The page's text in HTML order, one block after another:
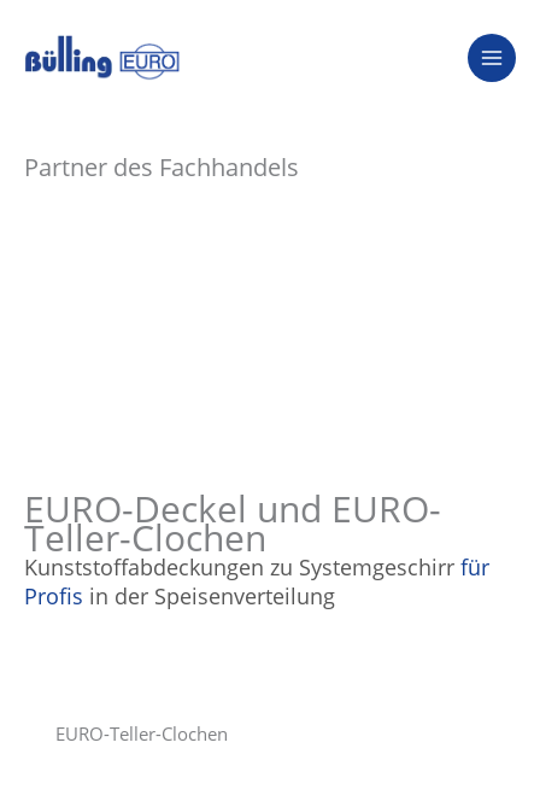
springen
Partner des Fachhandels
EURO-Deckel und EURO-
Teller-Clochen
Kunststoffabdeckungen zu Systemgeschirr für
Profis in der Speisenverteilung
EURO-Teller-Clochen